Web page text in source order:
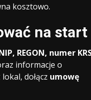
kosztowo.
na start
REGON, numer
informacje o
dołącz umowę